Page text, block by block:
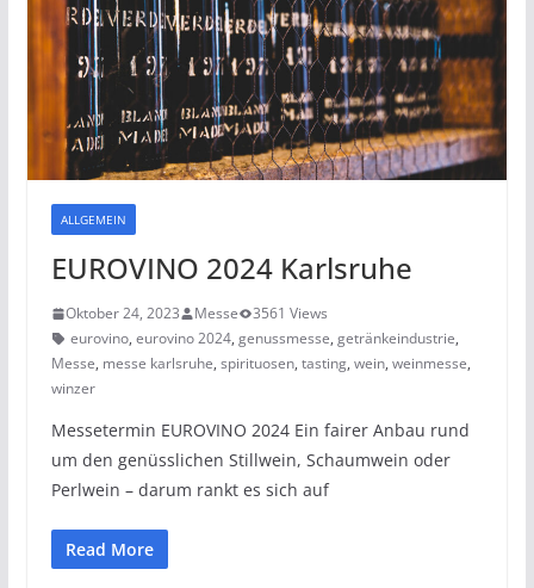
ALLGEMEIN
EUROVINO 2024 Karlsruhe
Oktober 24, 2023 Messe
3561 Views
eurovino, eurovino 2024, genussmesse, getränkeindustrie,
Messe, messe karlsruhe, spirituosen, tasting, wein, weinmesse,
winzer
Messetermin EUROVINO 2024 Ein fairer Anbau rund
um den genüsslichen Stillwein, Schaumwein oder
Perlwein – darum rankt es sich auf
Read More